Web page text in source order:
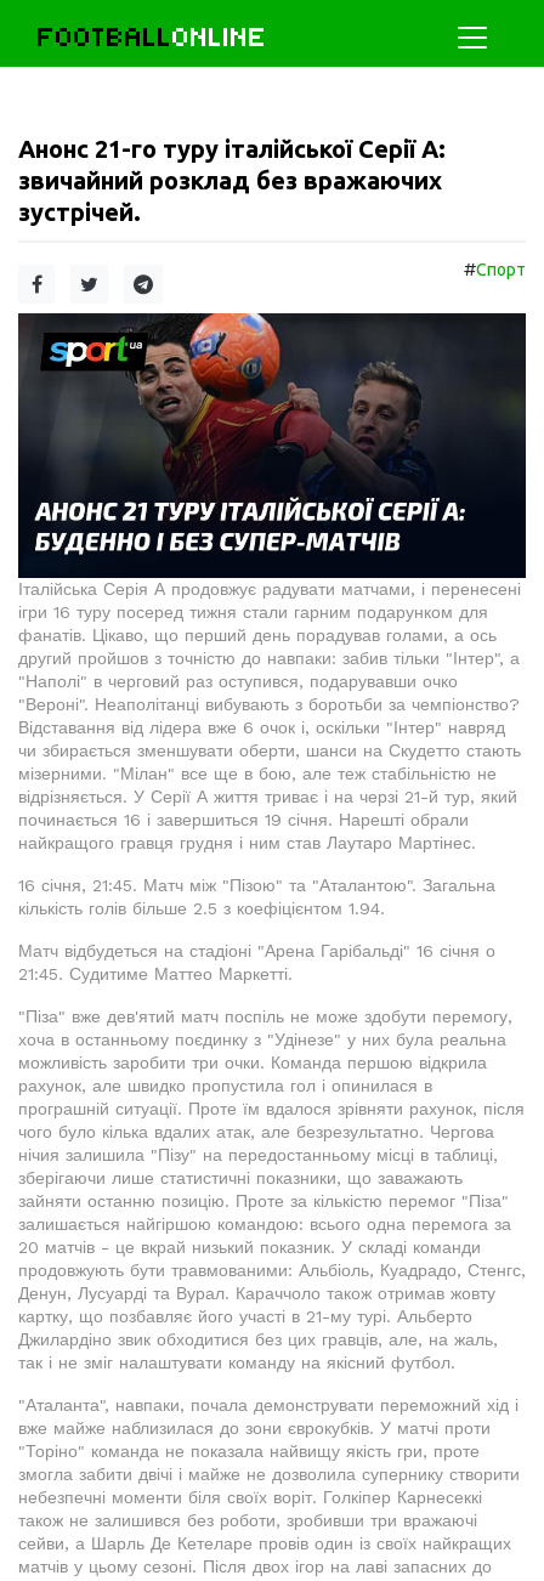
FOOTBALLONLINE
Анонс 21-го туру італійської Серії А:
звичайний розклад без вражаючих
зустрічей.
#Спорт
Італійська Серія А продовжує радувати матчами, і перенесені
ігри 16 туру посеред тижня стали гарним подарунком для
фанатів. Цікаво, що перший день порадував голами, а ось
другий пройшов з точністю до навпаки: забив тільки "Інтер", а
"Наполі" в черговий раз оступився, подарувавши очко
"Вероні". Неаполітанці вибувають з боротьби за чемпіонство?
Відставання від лідера вже 6 очок і, оскільки "Інтер" навряд
чи збирається зменшувати оберти, шанси на Скудетто стають
мізерними. "Мілан" все ще в бою, але теж стабільністю не
відрізняється. У Серії А життя триває і на черзі 21-й тур, який
починається 16 і завершиться 19 січня. Нарешті обрали
найкращого гравця грудня і ним став Лаутаро Мартінес.
16 січня, 21:45. Матч між "Пізою" та "Аталантою". Загальна
кількість голів більше 2.5 з коефіцієнтом 1.94.
Матч відбудеться на стадіоні "Арена Гарібальді" 16 січня о
21:45. Судитиме Маттео Маркетті.
"Піза" вже дев'ятий матч поспіль не може здобути перемогу,
хоча в останньому поєдинку з "Удінезе" у них була реальна
можливість заробити три очки. Команда першою відкрила
рахунок, але швидко пропустила гол і опинилася в
програшній ситуації. Проте їм вдалося зрівняти рахунок, після
чого було кілька вдалих атак, але безрезультатно. Чергова
нічия залишила "Пізу" на передостанньому місці в таблиці,
зберігаючи лише статистичні показники, що заважають
зайняти останню позицію. Проте за кількістю перемог "Піза"
залишається найгіршою командою: всього одна перемога за
20 матчів - це вкрай низький показник. У складі команди
продовжують бути травмованими: Альбіоль, Куадрадо, Стенгс,
Денун, Лусуарді та Вурал. Караччоло також отримав жовту
картку, що позбавляє його участі в 21-му турі. Альберто
Джилардіно звик обходитися без цих гравців, але, на жаль,
так і не зміг налаштувати команду на якісний футбол.
"Аталанта", навпаки, почала демонструвати переможний хід і
вже майже наблизилася до зони єврокубків. У матчі проти
"Торіно" команда не показала найвищу якість гри, проте
змогла забити двічі і майже не дозволила супернику створити
небезпечні моменти біля своїх воріт. Голкіпер Карнесеккі
також не залишився без роботи, зробивши три вражаючі
сейви, а Шарль Де Кетеларе провів один із своїх найкращих
матчів у цьому сезоні. Після двох ігор на лаві запасних до